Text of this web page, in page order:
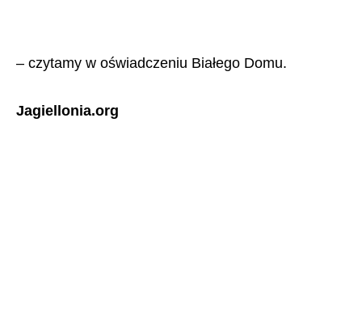
– czytamy w oświadczeniu Białego Domu.
Jagiellonia.org